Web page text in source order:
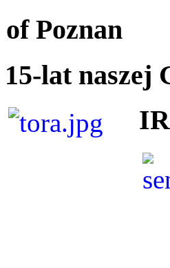
Poznan
15-lat naszej